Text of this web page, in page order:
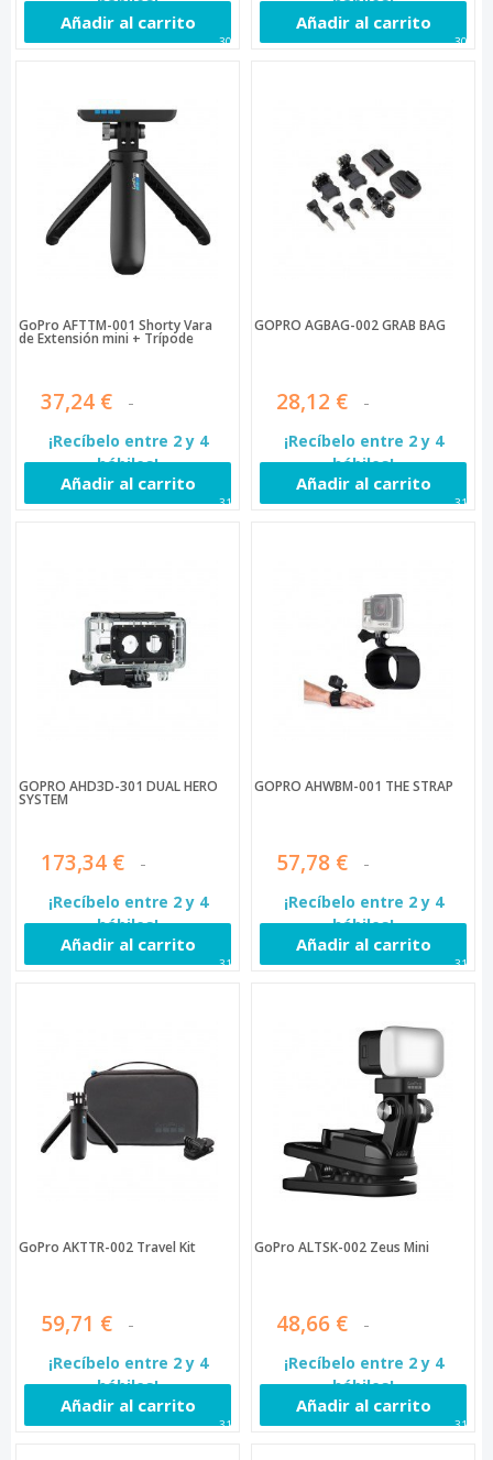
Añadir al carrito
308
Añadir al carrito
309
GoPro AFTTM-001 Shorty Vara
de Extensión mini + Trípode
37,24 €
¡Recíbelo entre 2 y 4
hábiles!
Añadir al carrito
310
GOPRO AGBAG-002 GRAB BAG
28,12 €
¡Recíbelo entre 2 y 4
hábiles!
Añadir al carrito
311
GOPRO AHD3D-301 DUAL HERO
SYSTEM
173,34 €
¡Recíbelo entre 2 y 4
hábiles!
Añadir al carrito
314
GOPRO AHWBM-001 THE STRAP
57,78 €
¡Recíbelo entre 2 y 4
hábiles!
Añadir al carrito
315
GoPro AKTTR-002 Travel Kit
59,71 €
¡Recíbelo entre 2 y 4
hábiles!
Añadir al carrito
317
GoPro ALTSK-002 Zeus Mini
48,66 €
¡Recíbelo entre 2 y 4
hábiles!
Añadir al carrito
319